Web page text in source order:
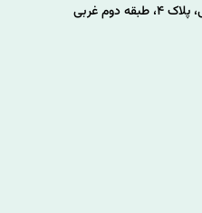
دوم غربی